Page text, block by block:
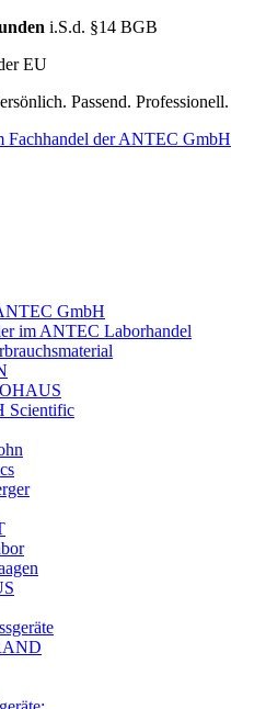
i.S.d. §14 BGB
EU
Passend. Professionell.
GmbH
im ANTEC Laborhandel
Scientific